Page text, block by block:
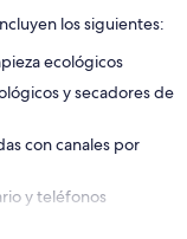
los siguientes:
ecológicos
y secadores de
con canales por
y teléfonos